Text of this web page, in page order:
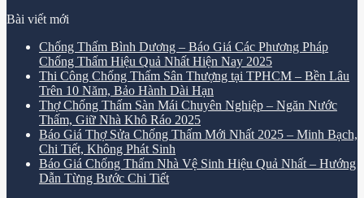
Bài viết mới
Chống Thấm Bình Dương – Báo Giá Các Phương Pháp
Chống Thấm Hiệu Quả Nhất Hiện Nay 2025
Thi Công Chống Thấm Sân Thượng tại TPHCM – Bền Lâu
Trên 10 Năm, Bảo Hành Dài Hạn
Thợ Chống Thấm Sàn Mái Chuyên Nghiệp – Ngăn Nước
Thấm, Giữ Nhà Khô Ráo 2025
Báo Giá Thợ Sửa Chống Thấm Mới Nhất 2025 – Minh Bạch,
Chi Tiết, Không Phát Sinh
Báo Giá Chống Thấm Nhà Vệ Sinh Hiệu Quả Nhất – Hướng
Dẫn Từng Bước Chi Tiết